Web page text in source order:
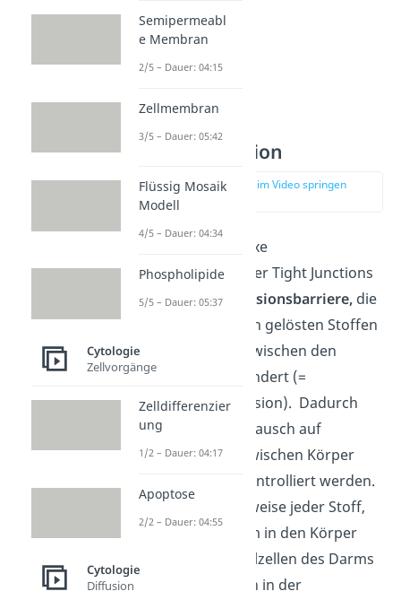
Barrierefunktion
zur Stelle im Video springen
Durch das komplexe
Proteinnetzwerk der Tight Junctions
entsteht eineDiffusionsbarriere, die
eine Bewegung von gelösten Stoffen
durch den Raum zwischen den
Epithelzellen verhindert (=
parazelluläre Diffusion). Dadurch
kann der Stoffaustausch auf
zellulärer Ebene zwischen Körper
und Umgebung kontrolliert werden.
So muss beispielsweise jeder Stoff,
bevor er vom Darm in den Körper
gelangt, die Epithelzellen des Darms
durchqueren. Auch in der
Semipermeabl
e Membran
2/5 – Dauer: 04:15
Zellmembran
3/5 – Dauer: 05:42
Flüssig Mosaik
Modell
4/5 – Dauer: 04:34
Phospholipide
5/5 – Dauer: 05:37
Cytologie
Zellvorgänge
Zelldifferenzier
ung
1/2 – Dauer: 04:17
Apoptose
2/2 – Dauer: 04:55
Cytologie
Diffusion